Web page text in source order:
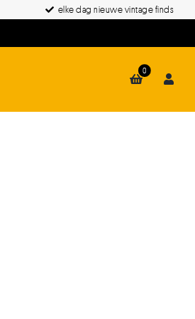
elke dag nieuwe vintage finds
0